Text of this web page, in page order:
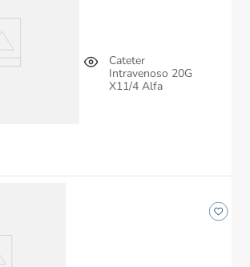
Cateter
Intravenoso 20G
X11/4 Alfa